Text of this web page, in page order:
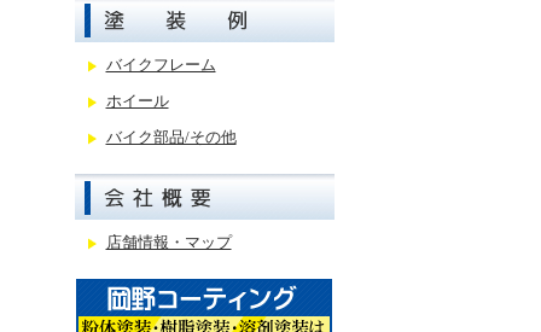
バイクフレーム
ホイール
バイク部品/その他
店舗情報・マップ